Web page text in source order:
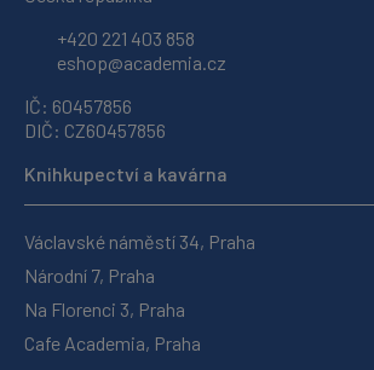
+420 221 403 858
eshop@academia.cz
IČ: 60457856
DIČ: CZ60457856
Knihkupectví a kavárna
Václavské náměstí 34, Praha
Národní 7, Praha
Na Florenci 3, Praha
Cafe Academia, Praha